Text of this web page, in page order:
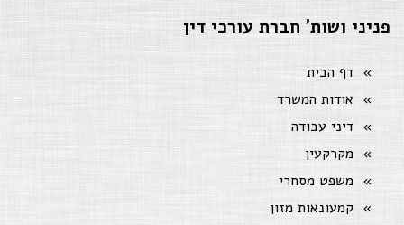
פניני ושות' חברת עורכי דין
דף הבית
אודות המשרד
דיני עבודה
מקרקעין
משפט מסחרי
קמעונאות מזון